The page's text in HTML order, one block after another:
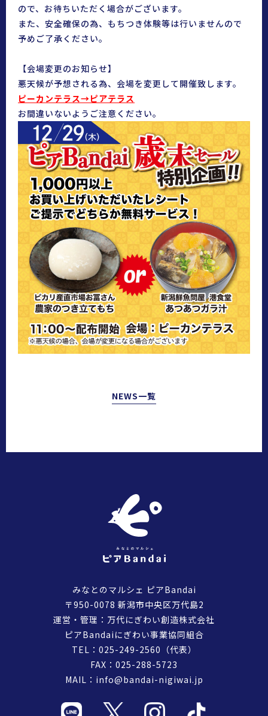
ので、お待ちいただく場合がございます。
また、安全確保の為、もちつき体験等は行いませんので
予めご了承ください。
【会場変更のお知らせ】
悪天候が予想される為、会場を変更して開催致します。
ピーカンテラス→ピアテラス
お間違いないようご注意ください。
NEWS一覧
みなとのマルシェ ピアBandai
〒950-0078 新潟市中央区万代島2
運営・管理：万代にぎわい創造株式会社
ピアBandaiにぎわい事業協同組合
TEL： 025-249-2560 （代表）
FAX：025-288-5723
MAIL： info@bandai-nigiwai.jp